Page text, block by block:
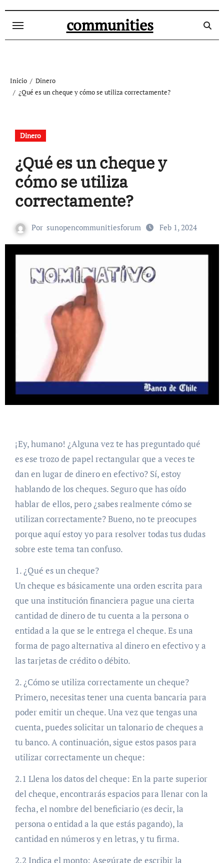
communities
Inicio
Dinero
¿Qué es un cheque y cómo se utiliza correctamente?
Dinero
¿Qué es un cheque y
cómo se utiliza
correctamente?
Por sunopencommunitiesforum Feb 1, 2024
¡Ey, humano! ¿Alguna vez te has preguntado qué
es ese trozo de papel rectangular que a veces te
dan en lugar de dinero en efectivo? Sí, estoy
hablando de los cheques. Seguro que has oído
hablar de ellos, pero ¿sabes realmente cómo se
utilizan correctamente? Bueno, no te preocupes
porque aquí estoy yo para resolver todas tus dudas
sobre este tema tan confuso.
1. ¿Qué es un cheque?
Un cheque es básicamente una orden escrita para
que una institución financiera pague una cierta
cantidad de dinero de tu cuenta a la persona o
entidad a la que se le entrega el cheque. Es una
forma de pago alternativa al dinero en efectivo y a
las tarjetas de crédito o débito.
2. ¿Cómo se utiliza correctamente un cheque?
Primero, necesitas tener una cuenta bancaria para
poder emitir un cheque. Una vez que tengas una
cuenta, puedes solicitar un talonario de cheques a
tu banco. A continuación, sigue estos pasos para
utilizar correctamente un cheque:
2.1 Llena los datos del cheque: En la parte superior
del cheque, encontrarás espacios para llenar con la
fecha, el nombre del beneficiario (es decir, la
persona o entidad a la que estás pagando), la
cantidad en números y en letras, y tu firma.
2.2 Indica el monto: Asegúrate de escribir la